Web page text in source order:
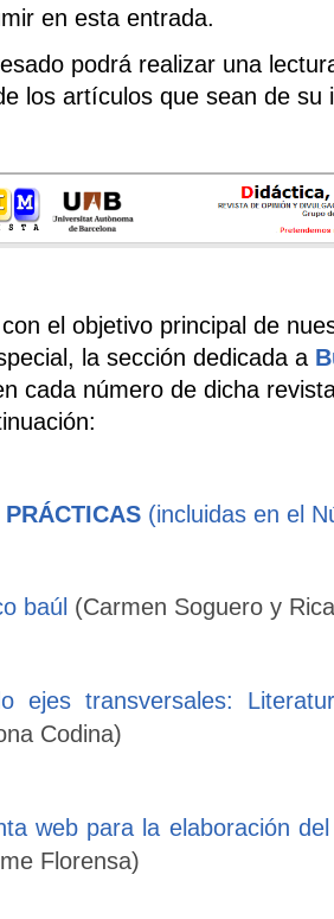
en esta entrada.
podrá realizar una
los artículos que sean de su
el objetivo principal de
la sección dedicada a
cada número de dicha
(incluidas en el
baúl (Carmen Soguero y
ejes transversales:
Codina)
web para la elaboración
Florensa)